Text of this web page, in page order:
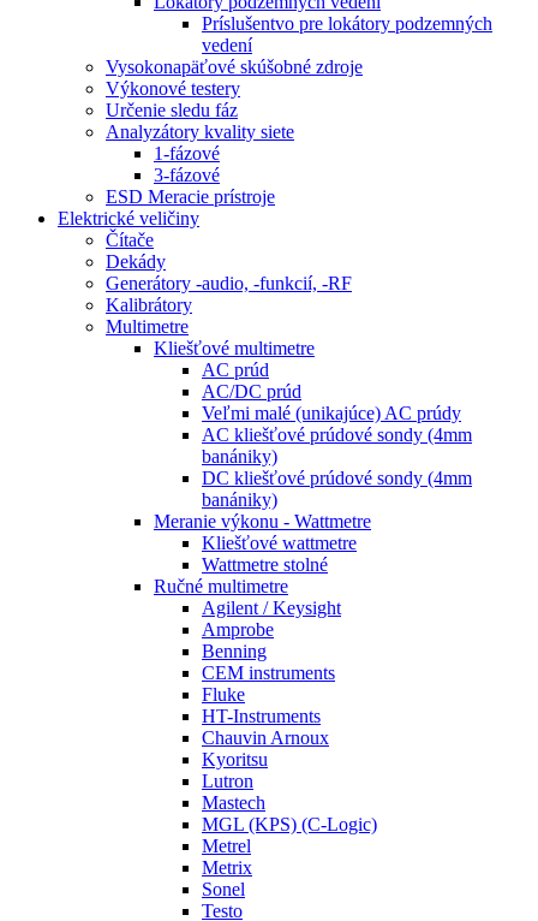
Príslušentvo pre lokátory podzemných
vedení
Vysokonapäťové skúšobné zdroje
Výkonové testery
Určenie sledu fáz
Analyzátory kvality siete
1-fázové
3-fázové
ESD Meracie prístroje
Elektrické veličiny
Čítače
Dekády
Generátory -audio, -funkcií, -RF
Kalibrátory
Multimetre
Kliešťové multimetre
AC prúd
AC/DC prúd
Veľmi malé (unikajúce) AC prúdy
AC kliešťové prúdové sondy (4mm
banániky)
DC kliešťové prúdové sondy (4mm
banániky)
Meranie výkonu - Wattmetre
Kliešťové wattmetre
Wattmetre stolné
Ručné multimetre
Agilent / Keysight
Amprobe
Benning
CEM instruments
Fluke
HT-Instruments
Chauvin Arnoux
Kyoritsu
Lutron
Mastech
MGL (KPS) (C-Logic)
Metrel
Metrix
Sonel
Testo